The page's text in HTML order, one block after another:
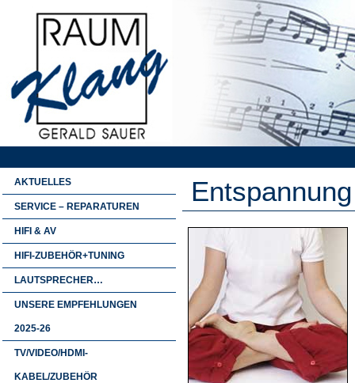
AKTUELLES
SERVICE – REPARATUREN
HIFI & AV
HIFI-ZUBEHÖR+TUNING
LAUTSPRECHER…
UNSERE EMPFEHLUNGEN
2025-26
TV/VIDEO/HDMI-
KABEL/ZUBEHÖR
Entspannung